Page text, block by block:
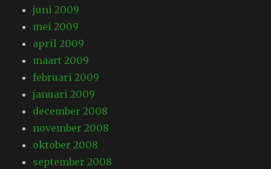
juni 2009
mei 2009
april 2009
maart 2009
februari 2009
januari 2009
december 2008
november 2008
oktober 2008
september 2008